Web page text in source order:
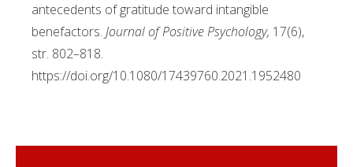
antecedents of gratitude toward intangible
benefactors. Journal of Positive Psychology, 17(6),
str. 802–818.
https://doi.org/10.1080/17439760.2021.1952480